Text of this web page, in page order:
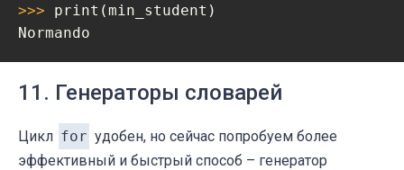
>>> print(min_student)
Normando
11. Генераторы словарей
Цикл for удобен, но сейчас попробуем более
эффективный и быстрый способ – генератор